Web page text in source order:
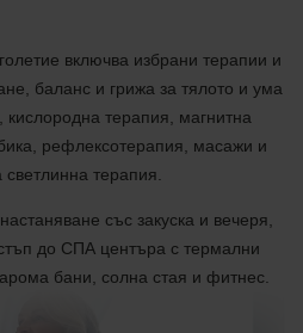
включва избрани терапии и
баланс и грижа за тялото и ума
терапия, магнитна
рефлексотерапия, масажи и
терапия.
със закуска и вечеря,
до СПА центъра с термални
бани, солна стая и фитнес.